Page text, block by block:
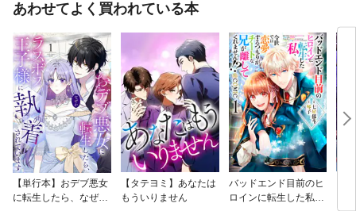
あわせてよく買われている本
【単行本】おデブ悪女
に転生したら、なぜか
【タテヨミ】あなたは
もういりません
バッドエンド目前のヒ
ロインに転生した私、